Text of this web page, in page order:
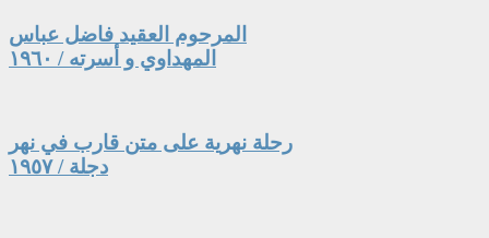
المرحوم العقيد فاضل عباس
المهداوي و أسرته / ١٩٦٠
رحلة نهرية على متن قارب في نهر
دجلة / ١٩٥٧